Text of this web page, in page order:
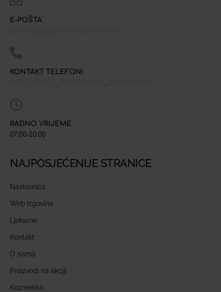
E-POŠTA
KONTAKT TELEFONI
RADNO VRIJEME
07:00-20:00
NAJPOSJEĆENIJE STRANICE
Naslovnica
Web trgovina
Ljekarne
Kontakt
O nama
Proizvodi na akciji
Kozmetika